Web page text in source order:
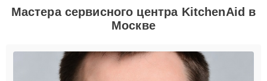
Мастера сервисного центра KitchenAid в
Москве